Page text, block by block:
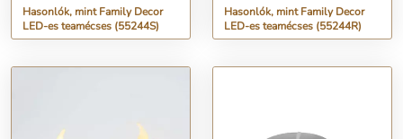
Hasonlók, mint Family Decor
LED-es teamécses (55244S)
Hasonlók, mint Family Decor
LED-es teamécses (55244R)